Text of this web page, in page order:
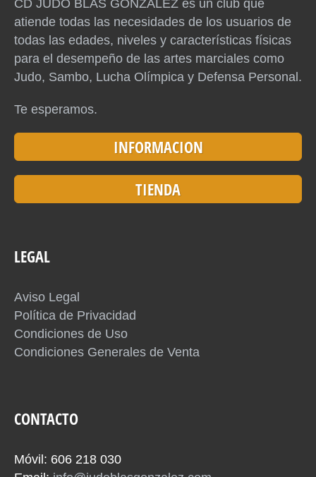
CD JUDO BLAS GONZÁLEZ es un club que
atiende todas las necesidades de los usuarios de
todas las edades, niveles y características físicas
para el desempeño de las artes marciales como
Judo, Sambo, Lucha Olímpica y Defensa Personal.
Te esperamos.
INFORMACION
TIENDA
LEGAL
Aviso Legal
Política de Privacidad
Condiciones de Uso
Condiciones Generales de Venta
CONTACTO
Móvil: 606 218 030